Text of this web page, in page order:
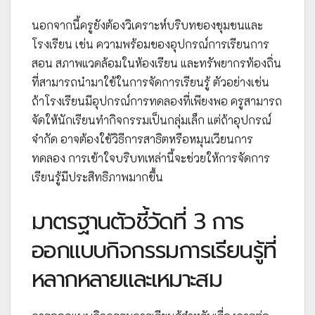
นอกจากนี้ครูยังต้องวิเคราะห์บริบทของชุมชนและ
โรงเรียน เช่น ความพร้อมของอุปกรณ์การเรียนการ
สอน สภาพแวดล้อมในห้องเรียน และทรัพยากรท้องถิ่น
ที่สามารถนำมาใช้ในการจัดการเรียนรู้ ตัวอย่างเช่น
ถ้าโรงเรียนมีอุปกรณ์การทดลองที่เพียงพอ ครูสามารถ
จัดให้นักเรียนทำกิจกรรมเป็นกลุ่มเล็ก แต่ถ้าอุปกรณ์
จำกัด อาจต้องใช้วิธีการสาธิตหรือหมุนเวียนการ
ทดลอง การเข้าใจบริบทเหล่านี้จะช่วยให้การจัดการ
เรียนรู้มีประสิทธิภาพมากขึ้น
มาตรฐานตัวชี้วัดที่ 3 การ
ออกแบบกิจกรรมการเรียนรู้ที่
หลากหลายและเหมาะสม